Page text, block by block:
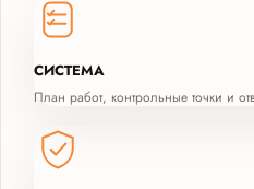
СИСТЕМА
План работ, контрольные точки и